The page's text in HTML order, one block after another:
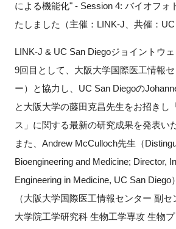
プログラム
ニュース・掲示板
LINK-Jを知る
特別会員
FAQ
による機能化" - Session 4: バイオフォ
たしました（主催：LINK-J、共催：UC
LINK-J & UC San Diegoジョイントウ
9回目として、大阪大学国際医工情報
ー）と協力し、UC San Diegoの
と大阪大学の藤田克昌先生をお招きし
ス」に関する最新の研究成果を発表い
また、Andrew McCulloch先生（
Bioengineering and Medicine; Director,
Engineering in Medicine, UC San Diego
（大阪大学国際医工情報センター 副
大学院工学研究科 生物工学専攻 生物